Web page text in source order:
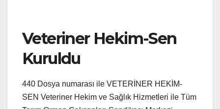
Veteriner Hekim-Sen
Kuruldu
440 Dosya numarası ile VETERİNER HEKİM-
SEN Veteriner Hekim ve Sağlık Hizmetleri ile Tüm